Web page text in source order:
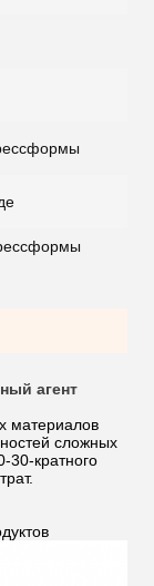
агент
материалов
сложных
30-кратного